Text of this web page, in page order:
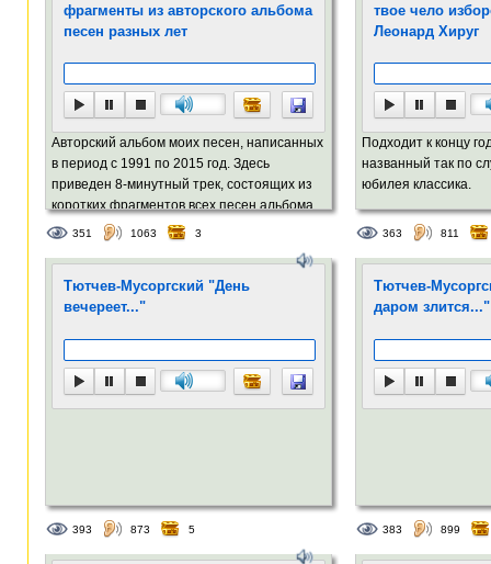
фрагменты из авторского альбома
песен разных лет
Авторский альбом моих песен, написанных
в период с 1991 по 2015 год. Здесь
приведен 8-минутный трек, состоящих из
коротких фрагментов всех песен альбома.
351 1063 3
твое чело
Леонард Хируг
Подходит к концу
названный так по
юбилея классика.
363 811
Тютчев-Мусоргский "День
вечереет..."
393 873 5
Тютчев-
даром злится..."
383 899